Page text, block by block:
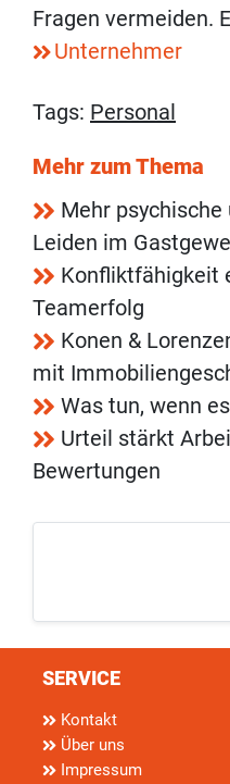
Fragen vermeiden.
Unternehmer
Tags: Personal
Mehr zum Thema
Mehr
Leiden im
Konfliktfähigkeit
Teamerfolg
Konen &
mit
Was tun, wenn
Urteil stärkt
Bewertungen
SERVICE
Kontakt
Über uns
Impressum